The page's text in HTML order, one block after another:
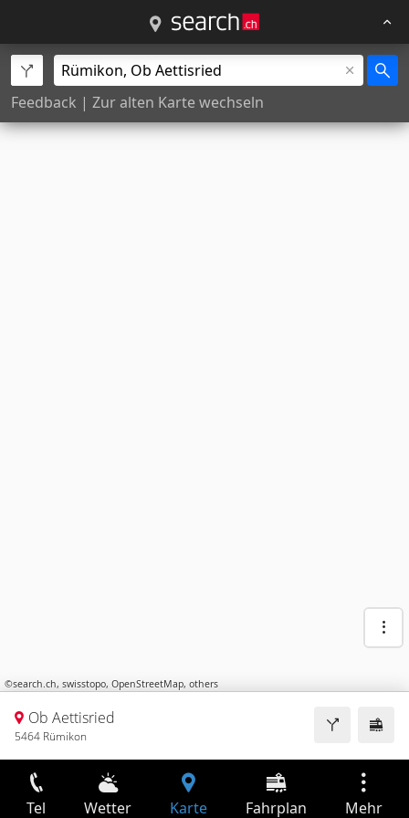
Feedback | Zur alten Karte wechseln
©search.ch, swisstopo, OpenStreetMap, others
Ob Aettisried
5464 Rümikon
Tel Wetter Karte Fahrplan Mehr